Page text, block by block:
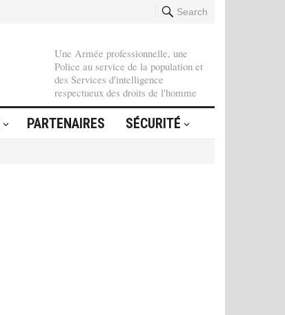
Search
Une Armée professionnelle, une
Police au service de la population et
des Services d'intelligence
respectueux des droits de l'homme
PARTENAIRES SÉCURITÉ